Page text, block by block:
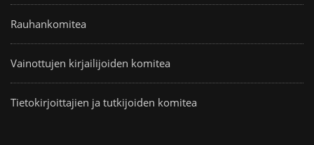
Rauhankomitea
Vainottujen kirjailijoiden komitea
Tietokirjoittajien ja tutkijoiden komitea